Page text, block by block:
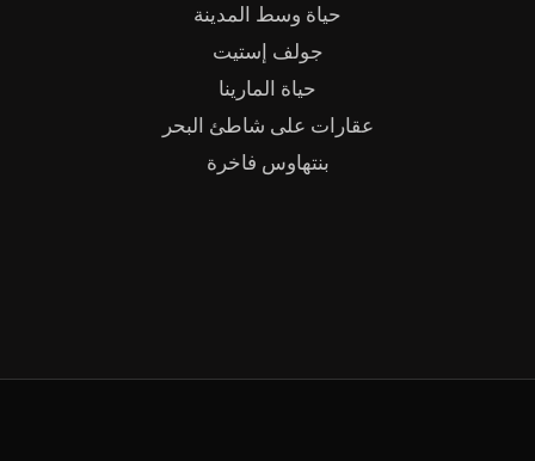
حياة وسط المدينة
جولف إستيت
حياة المارينا
عقارات على شاطئ البحر
بنتهاوس فاخرة